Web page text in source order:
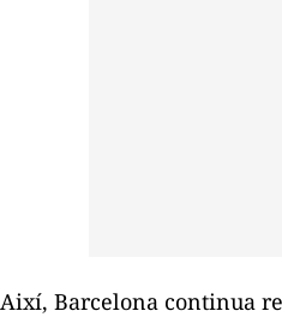
Així, Barcelona continua